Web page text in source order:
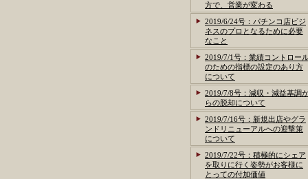
方で、営業が変わる
2019/6/24号：パチンコ店ビジ
ネスのプロとなるために必要
なこと
2019/7/1号：業績コントロー
のための指標の設定のあり方
について
2019/7/8号：減収・減益基調
らの脱却について
2019/7/16号：新規出店やグラ
ンドリニューアルへの迎撃策
について
2019/7/22号：積極的にシェア
を取りに行く姿勢がお客様に
とっての付加価値